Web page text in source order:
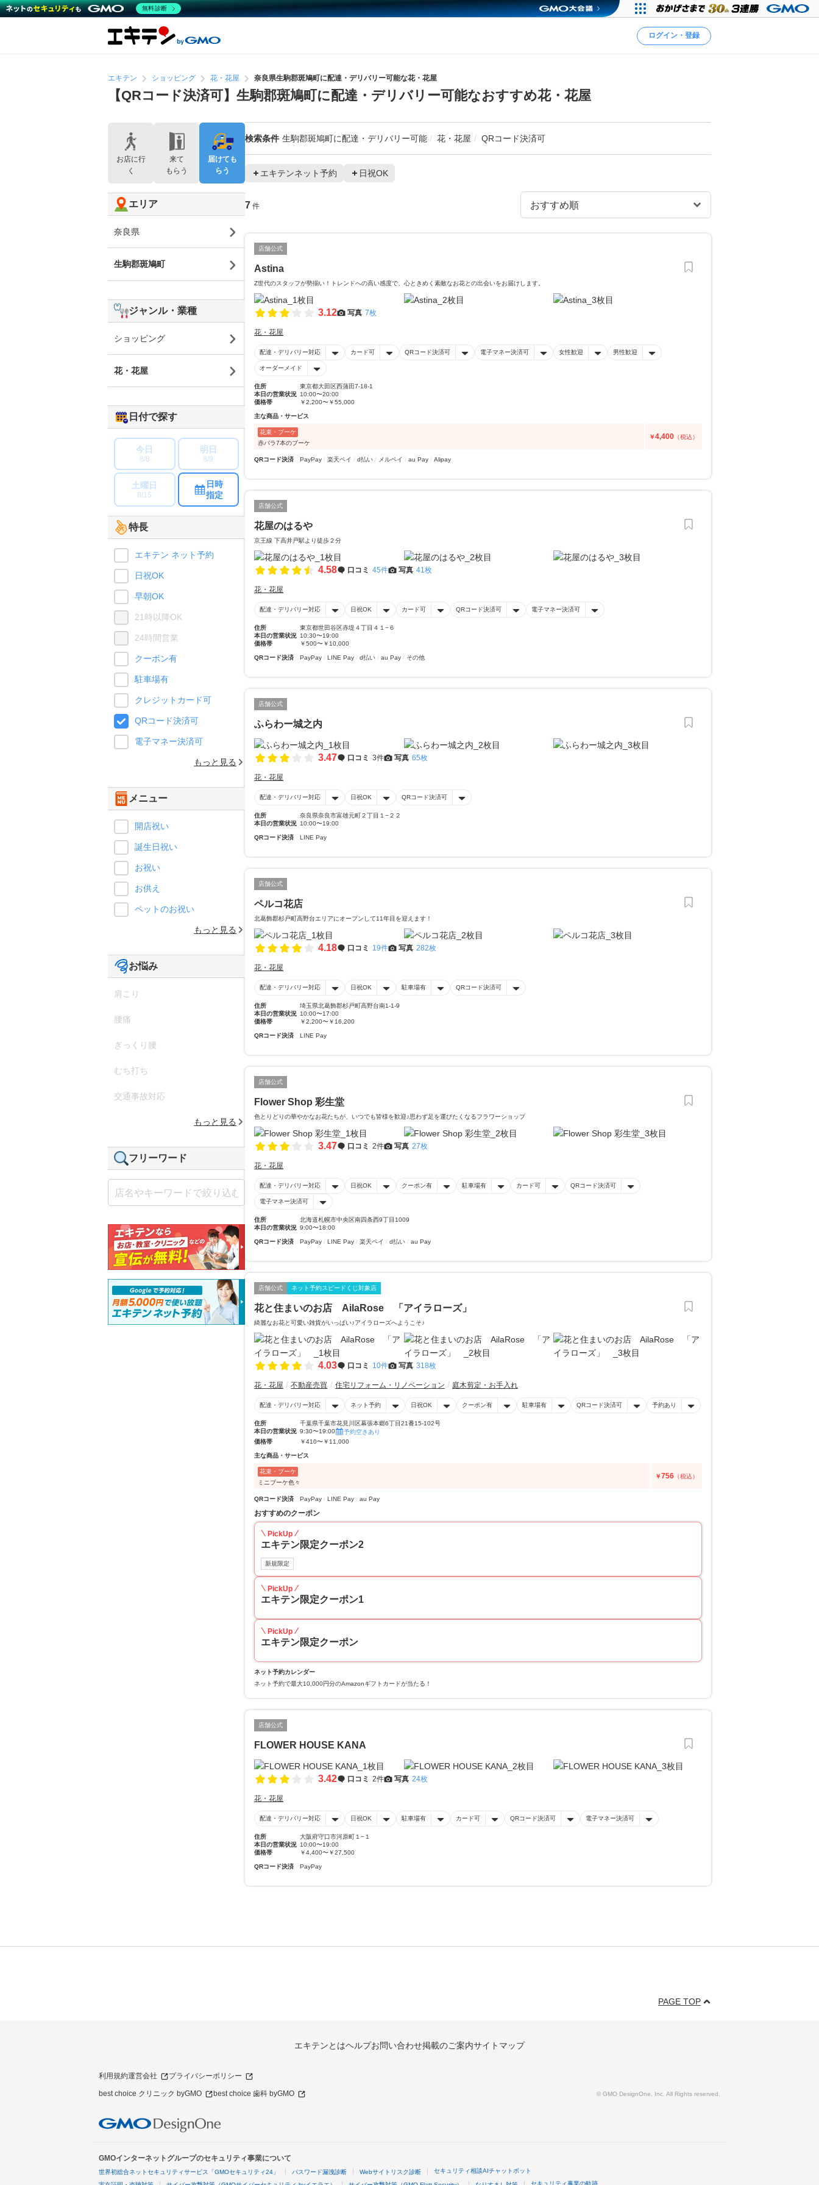
ログイン・登録
エキテン ショッピング 花・花屋 奈良県生駒郡斑鳩町に配達・デリバリー可能な花・花屋
【QRコード決済可】生駒郡斑鳩町に配達・デリバリー可能なおすすめ花・花屋
検索条件 生駒郡斑鳩町に配達・デリバリー可能 花・花屋 QRコード決済可
エキテンネット予約 日祝OK
7 件
店舗公式
Astina
Z世代のスタッフが勢揃い！トレンドへの高い感度で、心ときめく素敵なお花との出会いをお届けします。
3.12 写真 7枚
花・花屋
配達・デリバリー対応 カード可 QRコード決済可 電子マネー決済可 女性歓迎 男性歓迎
オーダーメイド
住所
東京都大田区西蒲田7-18-1
本日の営業状況 10:00〜20:00
価格帯
￥2,200〜￥55,000
主な商品・サービス
花束・ブーケ
赤バラ7本のブーケ
￥4,400 （税込）
QRコード決済 PayPay 楽天ペイ d払い メルペイ au Pay Alipay
店舗公式
花屋のはるや
京王線 下高井戸駅より徒歩２分
4.58 口コミ 45件 写真 41枚
花・花屋
配達・デリバリー対応 日祝OK カード可 QRコード決済可 電子マネー決済可
住所
東京都世田谷区赤堤４丁目４１−６
本日の営業状況 10:30〜19:00
価格帯
￥500〜￥10,000
QRコード決済 PayPay LINE Pay d払い au Pay その他
店舗公式
ふらわー城之内
3.47 口コミ 3件 写真 65枚
花・花屋
配達・デリバリー対応 日祝OK QRコード決済可
住所
奈良県奈良市富雄元町２丁目１−２２
本日の営業状況 10:00〜19:00
QRコード決済 LINE Pay
店舗公式
ペルコ花店
北葛飾郡杉戸町高野台エリアにオープンして11年目を迎えます！
4.18 口コミ 19件 写真 282枚
花・花屋
配達・デリバリー対応 日祝OK 駐車場有 QRコード決済可
住所
埼玉県北葛飾郡杉戸町高野台南1-1-9
本日の営業状況 10:00〜17:00
価格帯
￥2,200〜￥16,200
QRコード決済 LINE Pay
店舗公式
Flower Shop 彩生堂
色とりどりの華やかなお花たちが、いつでも皆様を歓迎♪思わず足を運びたくなるフラワーショップ
3.47 口コミ 2件 写真 27枚
花・花屋
配達・デリバリー対応 日祝OK クーポン有 駐車場有 カード可 QRコード決済可
電子マネー決済可
住所
北海道札幌市中央区南四条西9丁目1009
本日の営業状況 9:00〜18:00
QRコード決済 PayPay LINE Pay 楽天ペイ d払い au Pay
店舗公式 ネット予約スピードくじ対象店
花と住まいのお店 AilaRose 「アイラローズ」
綺麗なお花と可愛い雑貨がいっぱい♪アイラローズへようこそ♪
4.03 口コミ 10件 写真 318枚
花・花屋 不動産売買 住宅リフォーム・リノベーション 庭木剪定・お手入れ
配達・デリバリー対応 ネット予約 日祝OK クーポン有 駐車場有 QRコード決済可 予約あり
住所
千葉県千葉市花見川区幕張本郷6丁目21番15-102号
本日の営業状況 9:30〜19:00
予約空きあり
価格帯
￥410〜￥11,000
主な商品・サービス
花束・ブーケ
ミニブーケ色々
￥756 （税込）
QRコード決済 PayPay LINE Pay au Pay
おすすめのクーポン
PickUp
エキテン限定クーポン2
新規限定
PickUp
エキテン限定クーポン1
PickUp
エキテン限定クーポン
ネット予約カレンダー
ネット予約で最大10,000円分のAmazonギフトカードが当たる！
店舗公式
FLOWER HOUSE KANA
3.42 口コミ 2件 写真 24枚
花・花屋
配達・デリバリー対応 日祝OK 駐車場有 カード可 QRコード決済可 電子マネー決済可
住所
大阪府守口市河原町１−１
本日の営業状況 10:00〜19:00
価格帯
￥4,400〜￥27,500
QRコード決済 PayPay
お店に行
く
来て
もらう
届けても
らう
エリア
奈良県
生駒郡斑鳩町
ジャンル・業種
ショッピング
花・花屋
日付で探す
今日
8/8
明日
8/9
土曜日
8/15
日時
指定
特長
エキテン ネット予約
日祝OK
早朝OK
21時以降OK
24時間営業
クーポン有
駐車場有
クレジットカード可
QRコード決済可
電子マネー決済可
もっと見る
メニュー
開店祝い
誕生日祝い
お祝い
お供え
ペットのお祝い
もっと見る
お悩み
肩こり
腰痛
ぎっくり腰
むち打ち
交通事故対応
もっと見る
フリーワード
PAGE TOP
エキテンとはヘルプお問い合わせ掲載のご案内サイトマップ
利用規約運営会社 プライバシーポリシー
best choice クリニック byGMO best choice 歯科 byGMO © GMO DesignOne, Inc. All Rights reserved.
GMOインターネットグループのセキュリティ事業について
世界初総合ネットセキュリティサービス「GMOセキュリティ24」 パスワード漏洩診断 Webサイトリスク診断 セキュリティ相談AIチャットボット
セキュリティ事業の軌跡
無料診断